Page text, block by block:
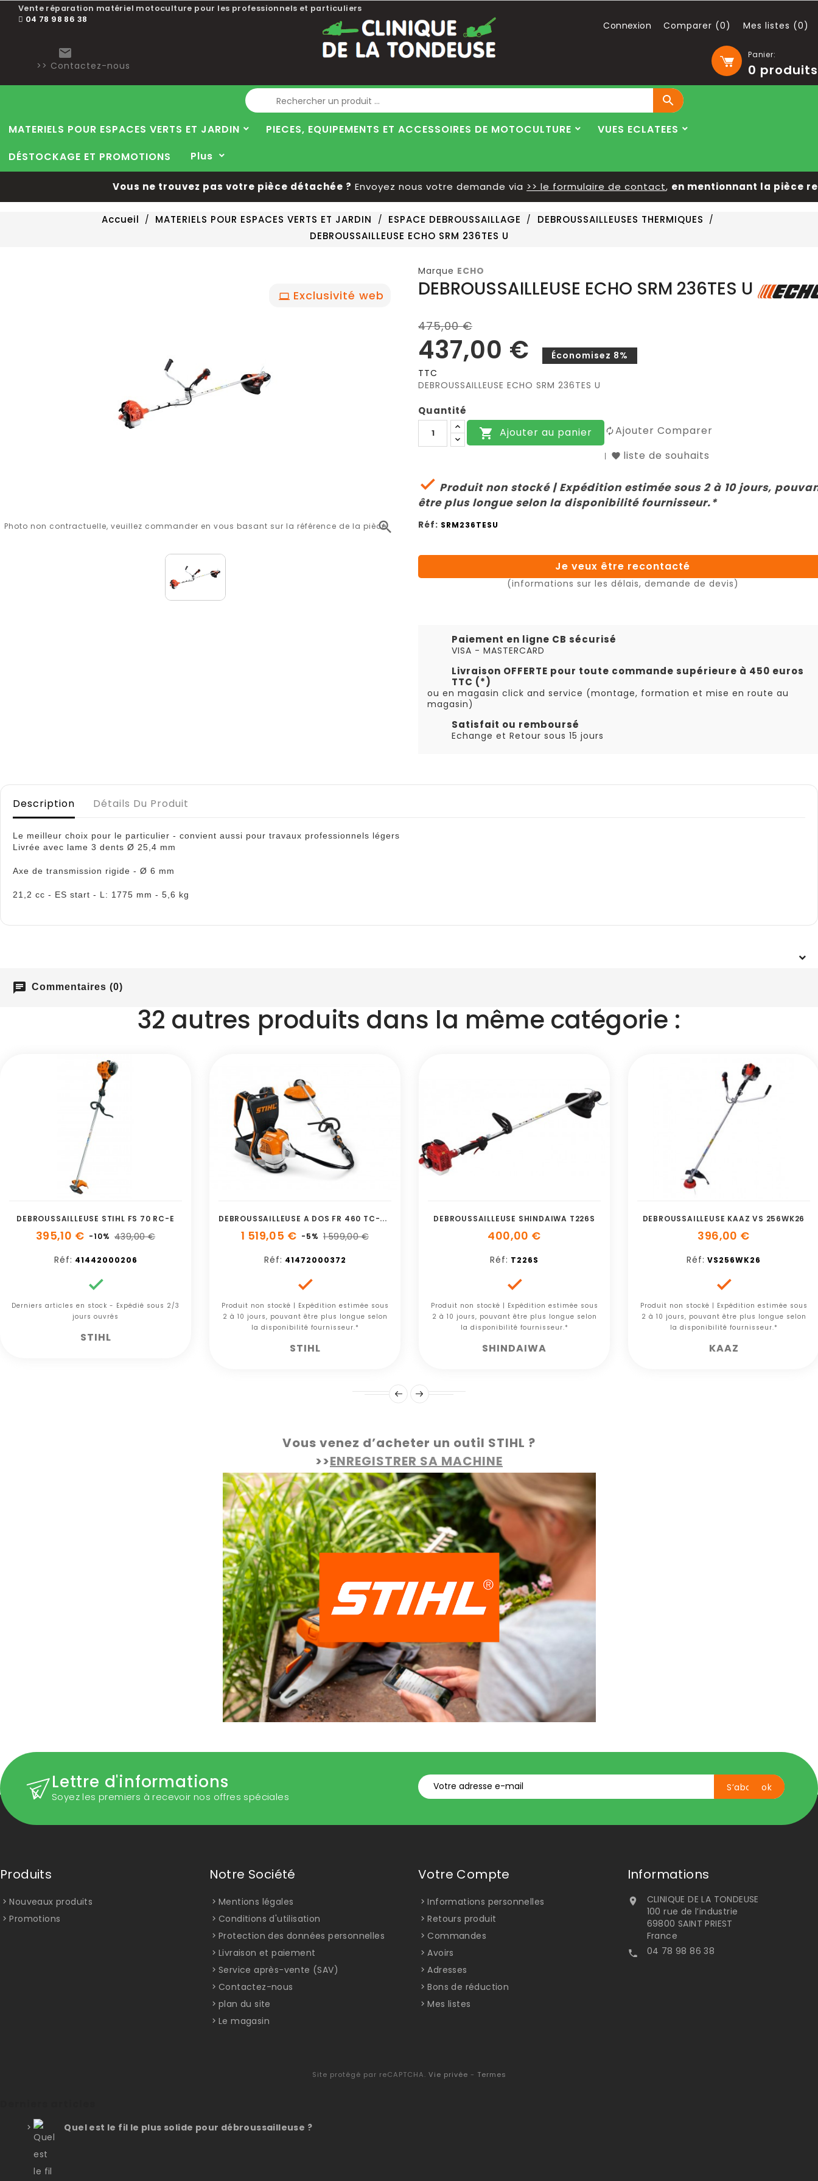
Vente réparation matériel motoculture pour les professionnels et particuliers
04 78 98 86 38
Panier:
0 produits

>> Contactez-nous
Connexion Comparer (0) Mes listes (0)
Blog

MATERIELS POUR ESPACES VERTS ET JARDIN PIECES, EQUIPEMENTS ET ACCESSOIRES DE MOTOCULTURE
VUES ECLATEES
DÉSTOCKAGE ET PROMOTIONS
Plus
Vous ne trouvez pas votre pièce détachée ?Envoyez nous votre demande via >> le formulaire de contact,en mentionnant la pièce
Accueil MATERIELS POUR ESPACES VERTS ET JARDIN ESPACE DEBROUSSAILLAGE
DEBROUSSAILLEUSES THERMIQUES
DEBROUSSAILLEUSE ECHO SRM 236TES U
Exclusivité web

Photo non contractuelle, veuillez commander en vous basant sur la référence de la pièce
Marque ECHO
DEBROUSSAILLEUSE ECHO SRM 236TES U
475,00 €
437,00 €
Économisez 8%
TTC
DEBROUSSAILLEUSE ECHO SRM 236TES U
Quantité
 Ajouter au panier
Ajouter Comparer
liste de souhaits
 Produit non stocké | Expédition estimée sous 2 à 10 jours,
être plus longue selon la disponibilité fournisseur.*
Réf: SRM236TESU
Je veux être recontacté
(informations sur les délais, demande de devis)
Paiement en ligne CB sécurisé
VISA - MASTERCARD
Livraison OFFERTE pour toute commande supérieure à 450 euros
TTC (*)
ou en magasin click and service (montage, formation et mise en route au
magasin)
Satisfait ou remboursé
Echange et Retour sous 15 jours
Description Détails Du Produit
Le meilleur choix pour le particulier - convient aussi pour travaux professionnels légers
Livrée avec lame 3 dents Ø 25,4 mm
Axe de transmission rigide - Ø 6 mm
21,2 cc - ES start - L: 1775 mm - 5,6 kg
chat Commentaires (0)
32 autres produits dans la même catégorie :
DEBROUSSAILLEUSE STIHL FS 70 RC-E
395,10 € -10% 439,00 €
Réf: 41442000206

Derniers articles en stock - Expédié sous 2/3
jours ouvrés
STIHL
D
EBROUSSAILLEUSE A DOS FR 460 TC-EFM
1 519,05 € -5% 1 599,00 €
Réf: 41472000372

Produit non stocké | Expédition estimée sous
2 à 10 jours, pouvant être plus longue selon
la disponibilité fournisseur.*
STIHL
DEBROUSSAILLEUSE SHINDAIWA T226S
400,00 €
Réf: T226S

Produit non stocké | Expédition estimée sous
2 à 10 jours, pouvant être plus longue selon
la disponibilité fournisseur.*
SHINDAIWA
DEBROUSSAILLEUSE KAAZ VS 256WK26
396,00 €
Réf: VS256WK26

Produit non stocké | Expédition estimée sous
2 à 10 jours, pouvant être plus longue selon
la disponibilité fournisseur.*
KAAZ
Vous venez d’acheter un outil STIHL ?
>>ENREGISTRER SA MACHINE
Lettre d'informations
Soyez les premiers à recevoir nos offres spéciales
Produits
Nouveaux produits
Promotions
Notre Société
Mentions légales
Conditions d'utilisation
Protection des données personnelles
Livraison et paiement
Service après-vente (SAV)
Contactez-nous
plan du site
Le magasin
Votre Compte
Informations personnelles
Retours produit
Commandes
Avoirs
Adresses
Bons de réduction
Mes listes
Informations

CLINIQUE DE LA TONDEUSE
100 rue de l’industrie
69800 SAINT PRIEST
France
 04 78 98 86 38
Site protégé par reCAPTCHA. Vie privée - Termes
Quel est le fil le plus solide pour débroussailleuse ?